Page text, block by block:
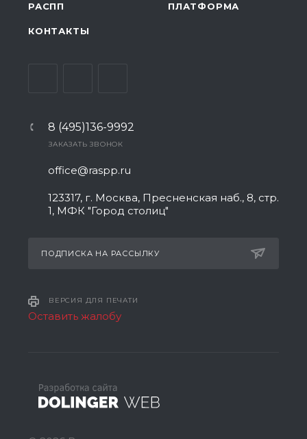
РАСПП
ПЛАТФОРМА
КОНТАКТЫ
8 (495)136-9992
ЗАКАЗАТЬ ЗВОНОК
office@raspp.ru
123317, г. Москва, Пресненская наб., 8, стр.
1, МФК "Город столиц"
ПОДПИСКА НА РАССЫЛКУ
ВЕРСИЯ ДЛЯ ПЕЧАТИ
Оставить жалобу